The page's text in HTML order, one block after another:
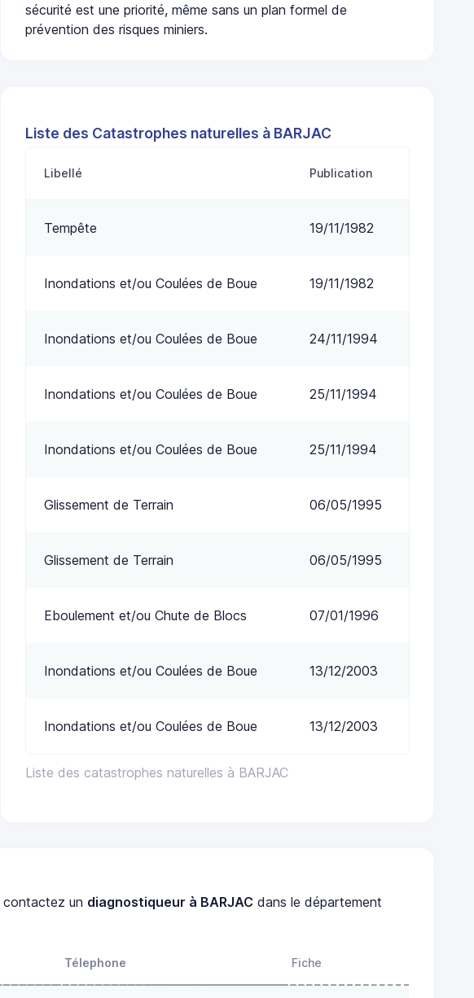
sécurité est une priorité, même sans un plan formel de
prévention des risques miniers.
Liste des Catastrophes naturelles à BARJAC
Liste des catastrophes naturelles à BARJAC
Libellé Publication
Tempête 19/11/1982
Inondations et/ou Coulées de Boue 19/11/1982
Inondations et/ou Coulées de Boue 24/11/1994
Inondations et/ou Coulées de Boue 25/11/1994
Inondations et/ou Coulées de Boue 25/11/1994
Glissement de Terrain 06/05/1995
Glissement de Terrain 06/05/1995
Eboulement et/ou Chute de Blocs 07/01/1996
Inondations et/ou Coulées de Boue 13/12/2003
Inondations et/ou Coulées de Boue 13/12/2003
contactez un diagnostiqueur à BARJAC dans le département
Télephone Fiche